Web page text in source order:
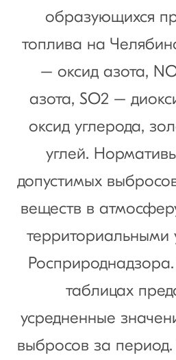
образующихся
топлива на
– оксид азота,
азота, SO2 –
оксид углерода,
углей.
допустимых
веществ в
территориальными
таблицах
усредненные
выбросов за